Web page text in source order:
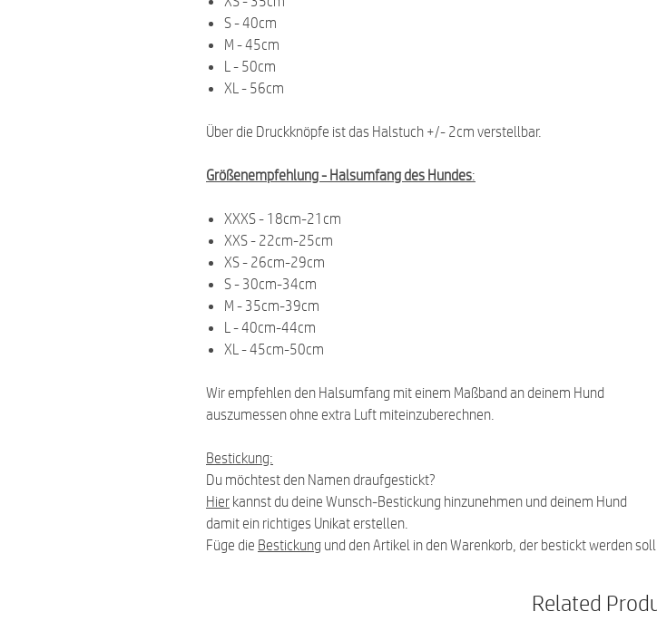
S - 40cm
M - 45cm
L - 50cm
XL - 56cm
Über die Druckknöpfe ist das Halstuch +/- 2cm verstellbar.
Größenempfehlung - Halsumfang des Hundes:
XXXS - 18cm-21cm
XXS - 22cm-25cm
XS - 26cm-29cm
S - 30cm-34cm
M - 35cm-39cm
L - 40cm-44cm
XL - 45cm-50cm
Wir empfehlen den Halsumfang mit einem Maßband an deinem Hund
auszumessen ohne extra Luft miteinzuberechnen.
Bestickung:
Du möchtest den Namen draufgestickt?
Hier kannst du deine Wunsch-Bestickung hinzunehmen und deinem Hund
damit ein richtiges Unikat erstellen.
Füge die Bestickung und den Artikel in den Warenkorb, der bestickt werden soll.
Related